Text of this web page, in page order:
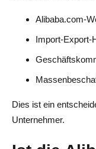
Alibaba.com-
Import-Export-
Dies ist ein
Unternehmer.